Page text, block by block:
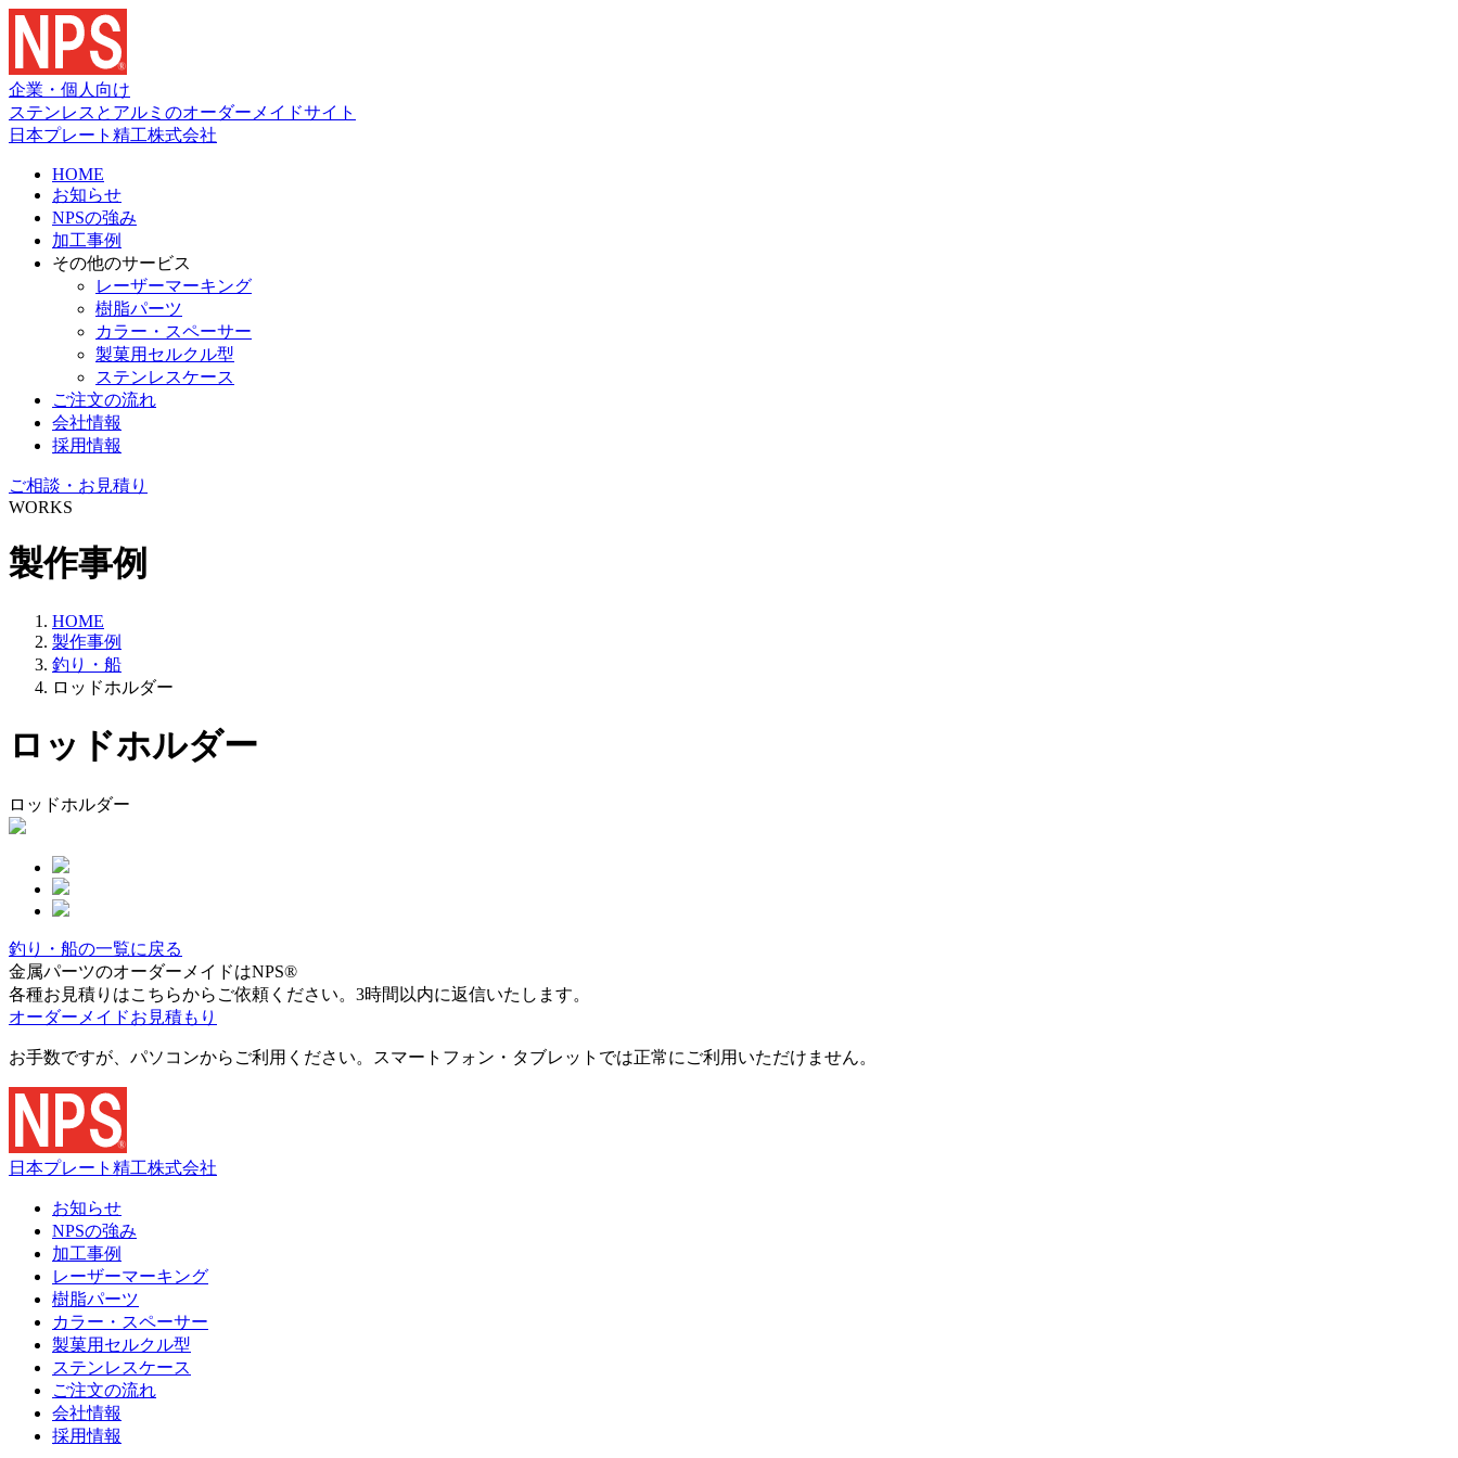
企業・個人向け
ステンレスとアルミのオーダーメイドサイト
日本プレート精工株式会社
HOME
お知らせ
NPSの強み
加工事例
その他のサービス
レーザーマーキング
樹脂パーツ
カラー・スペーサー
製菓用セルクル型
ステンレスケース
ご注文の流れ
会社情報
採用情報
ご相談・お見積り
WORKS
製作事例
HOME
製作事例
釣り・船
ロッドホルダー
ロッドホルダー
ロッドホルダー
釣り・船の一覧に戻る
金属パーツのオーダーメイドはNPS®
各種お見積りはこちらからご依頼ください。3時間以内に返信いたします。
オーダーメイドお見積もり
お手数ですが、パソコンからご利用ください。スマートフォン・タブレットでは正常にご利用いただけません。
日本プレート精工株式会社
お知らせ
NPSの強み
加工事例
レーザーマーキング
樹脂パーツ
カラー・スペーサー
製菓用セルクル型
ステンレスケース
ご注文の流れ
会社情報
採用情報